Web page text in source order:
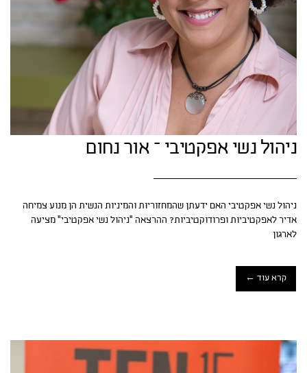
ניהול נשי אפקטיבי – אור נחום
ניהול נשי אפקטיבי האם ידעתן שהמחזוריות והמיניות הנשית הן מנוע צמיחה
אדיר לאפקטיביות ופרודוקטיביות? ההרצאה "ניהול נשי אפקטיבי" מציעה
לארגון
קרא עוד ←